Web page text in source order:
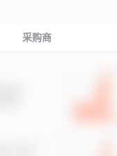
采购商